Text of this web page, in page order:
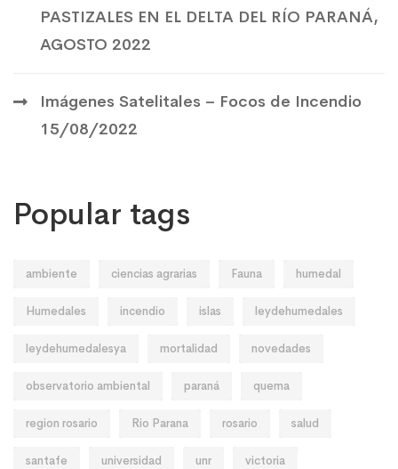
PASTIZALES EN EL DELTA DEL RÍO PARANÁ,
AGOSTO 2022
Imágenes Satelitales – Focos de Incendio
15/08/2022
Popular tags
ambiente ciencias agrarias Fauna humedal
Humedales incendio islas leydehumedales
leydehumedalesya mortalidad novedades
observatorio ambiental paraná quema
region rosario Rio Parana rosario salud
santafe universidad unr victoria